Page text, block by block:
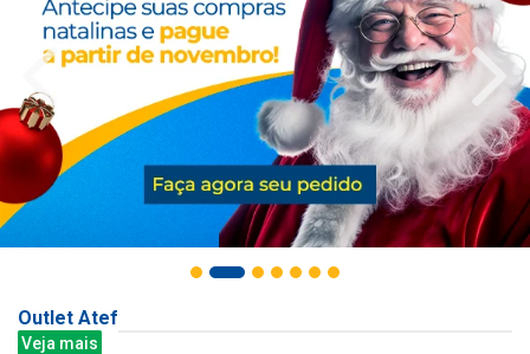
Outlet Atef
Veja mais